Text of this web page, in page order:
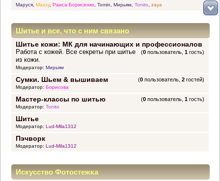
Маруся, Mazzy, Раиса Борисенко, Tomin Мирьям, Tonito zaya
Шитье и все, что с ним связано
Шитье кожи: МК для начинающих и профессионалов
(0 пользователь,1 гость)
Работа с кожей. Все секреты при шитье
из кожи.
Модератор: Мирьям
Сумки. Шьем & вышиваем (0 пользователь,2 гостей)
Модератор: Борисова
Мастер-классы по шитью (0 пользователь,1 гость)
Модератор: Tonito
Шитье
Модератор: Lud-Mila1312
Пэчворк
Модератор: Lud-Mila1312
Искусство Фотостежка